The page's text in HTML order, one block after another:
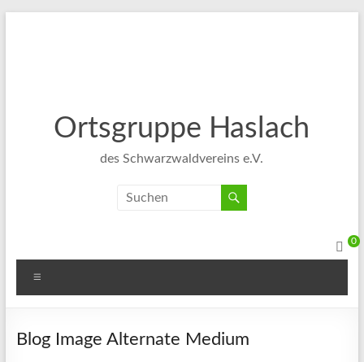
Ortsgruppe Haslach
des Schwarzwaldvereins e.V.
0
Blog Image Alternate Medium